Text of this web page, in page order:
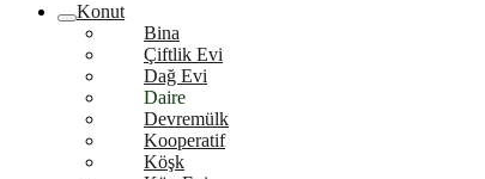
Konut
Bina
Çiftlik Evi
Dağ Evi
Daire
Devremülk
Kooperatif
Köşk